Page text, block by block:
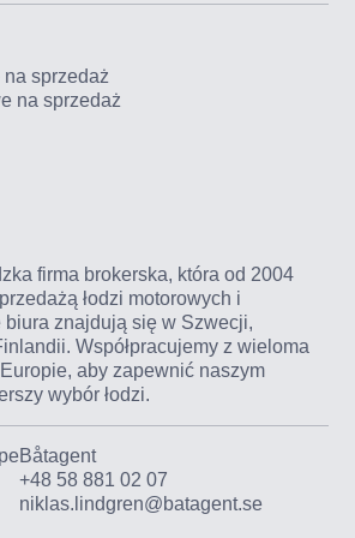
na sprzedaż
na sprzedaż
firma brokerska, która od 2004
łodzi motorowych i
biura znajdują się w Szwecji,
Współpracujemy z wieloma
aby zapewnić naszym
wybór łodzi.
Båtagent
+48 58 881 02 07
niklas.lindgren@batagent.se